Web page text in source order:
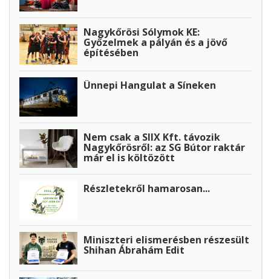
Nagykőrösi Sólymok KE:
Győzelmek a pályán és a jövő
építésében
Ünnepi Hangulat a Síneken
Nem csak a SIIX Kft. távozik
Nagykőrösről: az SG Bútor raktár
már el is költözött
Részletekről hamarosan...
Miniszteri elismerésben részesült
Shihan Ábrahám Edit